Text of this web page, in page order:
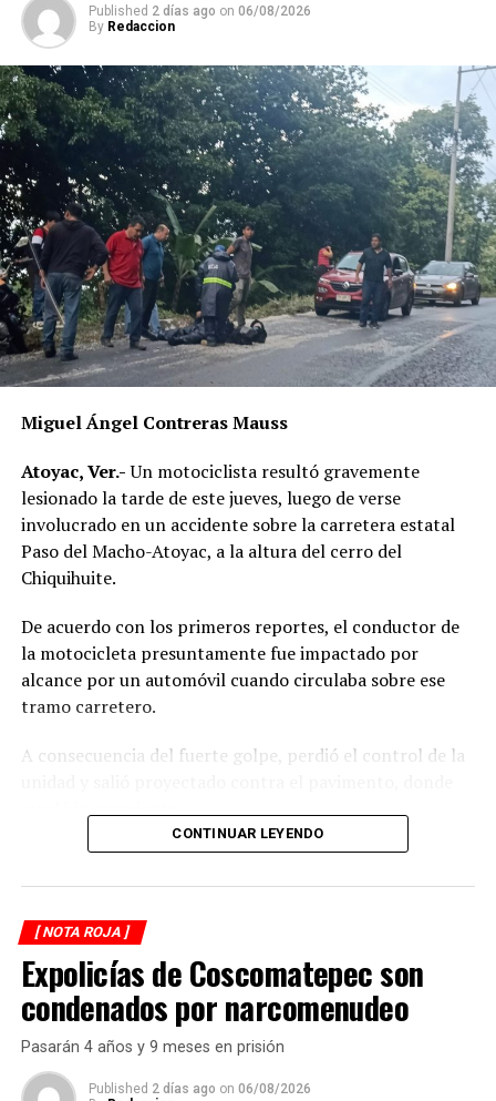
Published 2 días ago on 06/08/2026
By Redaccion
Miguel Ángel Contreras Mauss
Atoyac, Ver.-Un motociclista resultó gravemente
lesionado la tarde de este jueves, luego de verse
involucrado en un accidente sobre la carretera estatal
Paso del Macho-Atoyac, a la altura del cerro del
Chiquihuite.
De acuerdo con los primeros reportes, el conductor de
la motocicleta presuntamente fue impactado por
alcance por un automóvil cuando circulaba sobre ese
tramo carretero.
A consecuencia del fuerte golpe, perdió el control de la
Testigos del accidente solicitaron de inmediato el apoyo
de los cuerpos de emergencia al percatarse de que el
asfáltica, mientras otros automovilistas redujeron la
velocidad para evitar otro percance.
Al sitio arribaron paramédicos de Protección Civil de
Atoyac, quienes brindaron los primeros auxilios al
lesionado y, tras estabilizarlo, lo trasladaron de urgencia
a un hospital del municipio de Potrero Nuevo para
CONTINUAR LEYENDO
[ NOTA ROJA ]
Expolicías de Coscomatepec son
condenados por narcomenudeo
Pasarán 4 años y 9 meses en prisión
Published 2 días ago on 06/08/2026